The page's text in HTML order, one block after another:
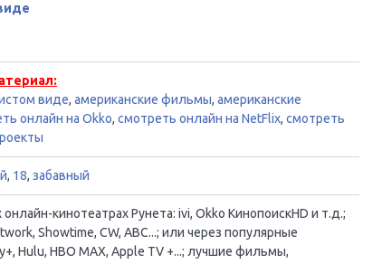
виде, американские фильмы, американские
онлайн на Okko, смотреть онлайн на NetFlix, смотреть
, 18, забавный
кинотеатрах Рунета: ivi, Okko КинопоискHD и т.д.;
Showtime, CW, ABC...; или через популярные
Hulu, HBO MAX, Apple TV +...; лучшие фильмы,